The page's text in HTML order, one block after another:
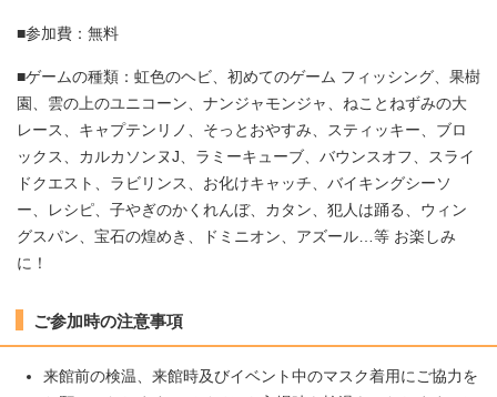
■参加費：無料
■ゲームの種類：虹色のヘビ、初めてのゲーム フィッシング、果樹
園、雲の上のユニコーン、ナンジャモンジャ、ねことねずみの大
レース、キャプテンリノ、そっとおやすみ、スティッキー、ブロ
ックス、カルカソンヌJ、ラミーキューブ、バウンスオフ、スライ
ドクエスト、ラビリンス、お化けキャッチ、バイキングシーソ
ー、レシピ、子やぎのかくれんぼ、カタン、犯人は踊る、ウィン
グスパン、宝石の煌めき、ドミニオン、アズール…等 お楽しみ
に！
ご参加時の注意事項
来館前の検温、来館時及びイベント中のマスク着用にご協力を